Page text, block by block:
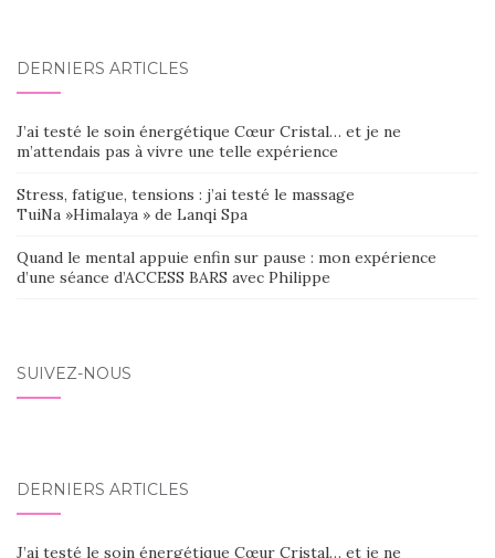
DERNIERS ARTICLES
J’ai testé le soin énergétique Cœur Cristal… et je ne
m’attendais pas à vivre une telle expérience
Stress, fatigue, tensions : j’ai testé le massage
TuiNa »Himalaya » de Lanqi Spa
Quand le mental appuie enfin sur pause : mon expérience
d’une séance d’ACCESS BARS avec Philippe
SUIVEZ-NOUS
DERNIERS ARTICLES
J’ai testé le soin énergétique Cœur Cristal… et je ne